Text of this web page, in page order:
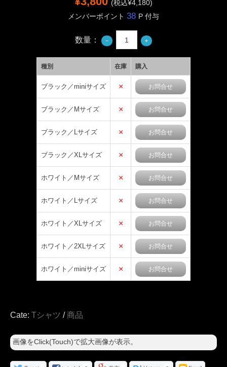
(税込¥4,180)
メンバーポイント 38 P 付与
数量：
種別 在庫 購入
ブラック／miniサイズ × お問合せ
ブラック／Mサイズ × お問合せ
ブラック／Lサイズ × お問合せ
ブラック／XLサイズ × お問合せ
ホワイト／Mサイズ × お問合せ
ホワイト／Lサイズ × お問合せ
ホワイト／XLサイズ × お問合せ
ホワイト／2XLサイズ × お問合せ
ホワイト／miniサイズ × お問合せ
Cate: Tシャツ /商品
画像をClick(Touch)で拡大画像が表示。